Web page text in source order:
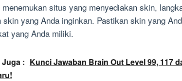
menemukan situs yang menyediakan skin,
skin yang Anda inginkan. Pastikan skin yang
yang Anda miliki.
: Kunci Jawaban Brain Out Level 99, 117